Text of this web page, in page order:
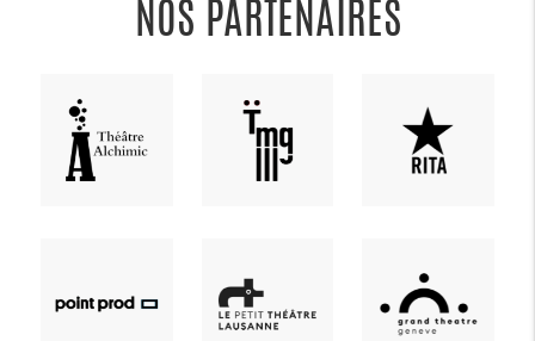
NOS PARTENAIRES